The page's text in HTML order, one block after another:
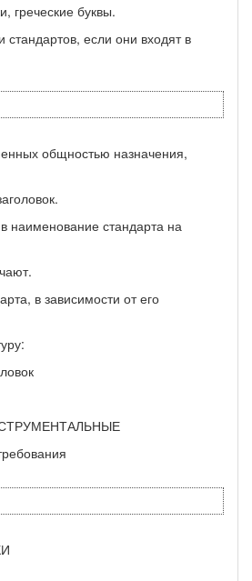
греческие буквы.
если они входят в
общностью назначения,
наименование стандарта на
в зависимости от его